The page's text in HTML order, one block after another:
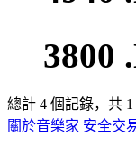
3800
總計 4 個記錄，共 1
關於音樂家 安全交